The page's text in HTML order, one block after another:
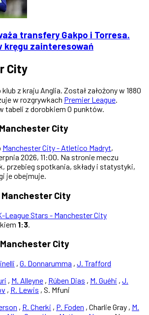
transfery Gakpo i Torresa.
kręgu zainteresowań
City
z kraju Anglia. Został założony w 1880
w rozgrywkach Premier League
tabeli z dorobkiem 0 punktów.
City
Manchester City - Atletico Madryt,
2026, 11:00. Na stronie meczu
przebieg spotkania, składy i statystyki,
je obejmuje.
City
League Stars - Manchester City
1:3
City
, G. Donnarumma , J. Trafford
, M. Alleyne , Rúben Dias , M. Guéhi , J.
, R. Lewis , S. Mfuni
, R. Cherki , P. Foden , Charlie Gray , M.